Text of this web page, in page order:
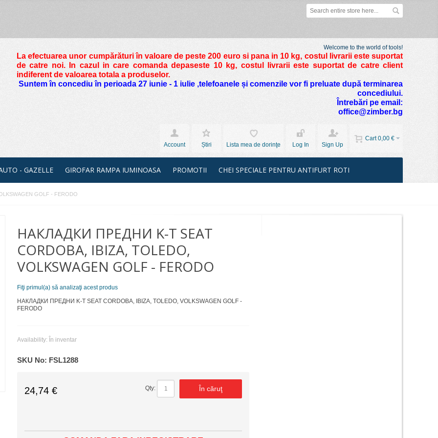
Welcome to the world of tools!
La efectuarea unor cumpărături în valoare de peste 200 euro si pana in 10 kg, costul livrarii este suportat
de catre noi. In cazul in care comanda depaseste 10 kg, costul livrarii este suportat de catre client
indiferent de valoarea totala a produselor.
Suntem în concediu în perioada 27 iunie - 1 iulie ,telefoanele și comenzile vor fi preluate după terminarea
concediului.
Întrebări pe email:
office@zimber.bg
Cart 0,00 €
Account
Știri Lista mea de dorinţe Log In Sign Up
- GAZELLE GIROFAR RAMPA IUMINOASA PROMOTII CHEI SPECIALE PENTRU ANTIFURT ROTI
GOLF - FERODO
НАКЛАДКИ ПРЕДНИ K-T SEAT
CORDOBA, IBIZA, TOLEDO,
VOLKSWAGEN GOLF - FERODO
Fiţi primul(a) să analizaţi acest produs
НАКЛАДКИ ПРЕДНИ K-T SEAT CORDOBA, IBIZA, TOLEDO, VOLKSWAGEN GOLF -
FERODO
Availability: În inventar
SKU No: FSL1288
24,74 € Qty: În căruţ